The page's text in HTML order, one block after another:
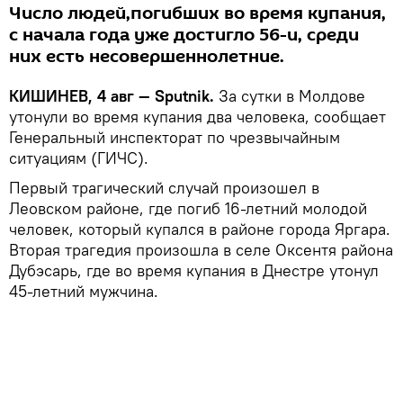
Число людей,погибших во время купания,
с начала года уже достигло 56-и, среди
них есть несовершеннолетние.
КИШИНЕВ, 4 авг — Sputnik. За сутки в Молдове
утонули во время купания два человека, сообщает
Генеральный инспекторат по чрезвычайным
ситуациям (ГИЧС).
Первый трагический случай произошел в
Леовском районе, где погиб 16-летний молодой
человек, который купался в районе города Яргара.
Вторая трагедия произошла в селе Оксентя района
Дубэсарь, где во время купания в Днестре утонул
45-летний мужчина.